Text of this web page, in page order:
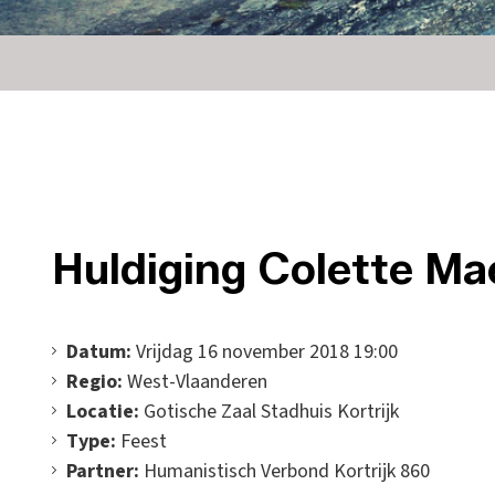
Huldiging Colette
Datum: Vrijdag 16 november 2018 19:00
Regio: West-Vlaanderen
Locatie: Gotische Zaal Stadhuis Kortrijk
Type: Feest
Partner: Humanistisch Verbond Kortrijk 860